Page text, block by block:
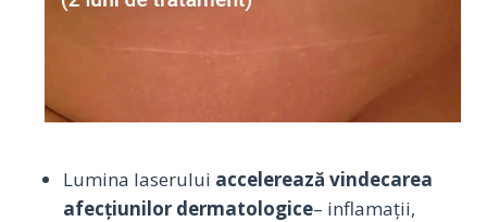
Lumina laserului accelerează vindecarea
afecțiunilor dermatologice– inflamații,